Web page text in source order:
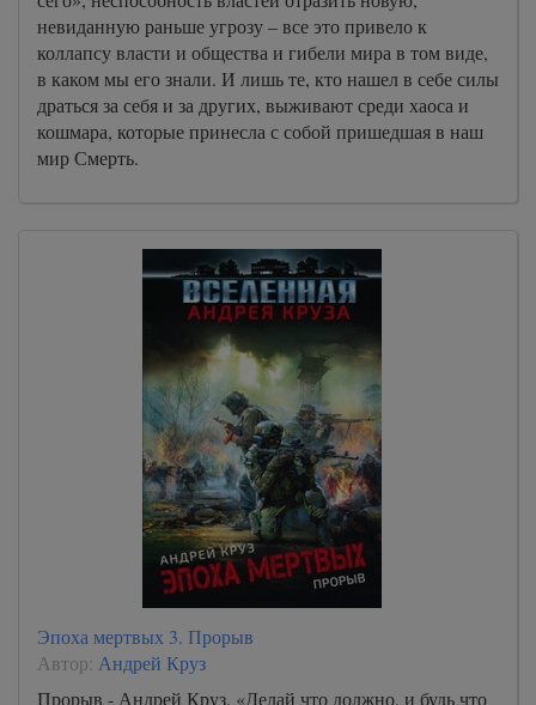
невиданную раньше угрозу – все это привело к
коллапсу власти и общества и гибели мира в том виде,
в каком мы его знали. И лишь те, кто нашел в себе силы
драться за себя и за других, выживают среди хаоса и
кошмара, которые принесла с собой пришедшая в наш
мир Смерть.
Эпоха мертвых 3. Прорыв
Автор: Андрей Круз
Прорыв - Андрей Круз. «Делай что должно, и будь что